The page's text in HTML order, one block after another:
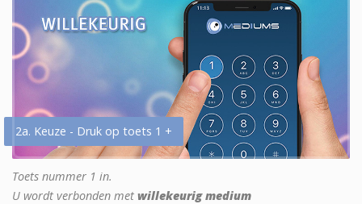
2a. Keuze - Druk op toets 1 +
Toets nummer 1 in.
U wordt verbonden met willekeurig medium